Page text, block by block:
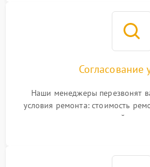
Согласование
Наши менеджеры перезвонят
условия ремонта: стоимость
гарантийные